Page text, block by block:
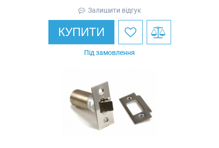
Залишити відгук
КУПИТИ
Під замовлення